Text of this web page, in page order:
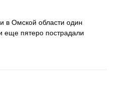
в Омской области один
еще пятеро пострадали